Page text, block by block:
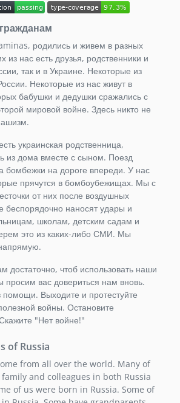
родились и живем в разных
из нас есть друзья, родственники и
так и в Украине. Некоторые из
Некоторые из нас живут в
бабушки и дедушки сражались с
мировой войне. Здесь никто не
украинская родственница,
из дома вместе с сыном. Поезд
бомбежки на дороге впереди. У нас
прячутся в бомбоубежищах. Мы с
от них после воздушных
беспорядочно наносят удары и
школам, детским садам и
это из каких-либо СМИ. Мы
достаточно, чтоб использовать наши
вас довериться нам вновь.
Выходите и протестуйте
войны. Остановите
"Нет войне!"
of Russia
from all over the world. Many of
and colleagues in both Russia
of us were born in Russia. Some of